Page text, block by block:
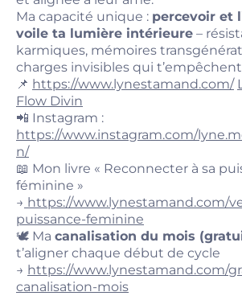
Ma capacité unique : percevoir et
voile ta lumière intérieure –
karmiques, mémoires
charges invisibles qui
📌 https://www.lynestamand.com/
Flow Divin
📲 Instagram :
https://www.instagram.com/
n/
📖 Mon livre « Reconnecter à sa
féminine »
→ https://www.lynestamand.com/
puissance-feminine
🕊️ Ma canalisation du mois
t’aligner chaque début de cycle
→ https://www.lynestamand.com/
canalisation-mois